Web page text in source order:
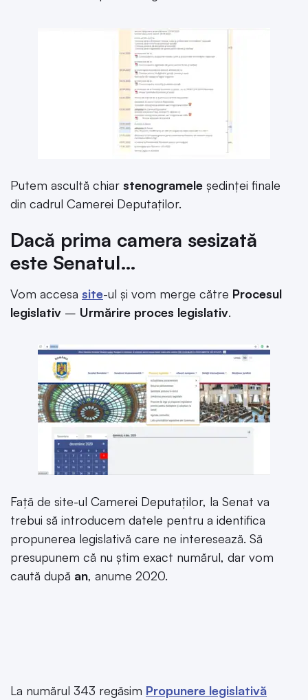
Putem ascultă chiar stenogramele ședinței finale
din cadrul Camerei Deputaților.
Dacă prima camera sesizată
este Senatul…
Vom accesa site-ul și vom merge către Procesul
legislativ – Urmărire proces legislativ.
Față de site-ul Camerei Deputaților, la Senat va
trebui să introducem datele pentru a identifica
propunerea legislativă care ne interesează. Să
presupunem că nu știm exact numărul, dar vom
caută după an, anume 2020.
La numărul 343 regăsim Propunere legislativă